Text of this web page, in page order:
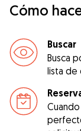
Cómo
Buscar
Busca
lista de